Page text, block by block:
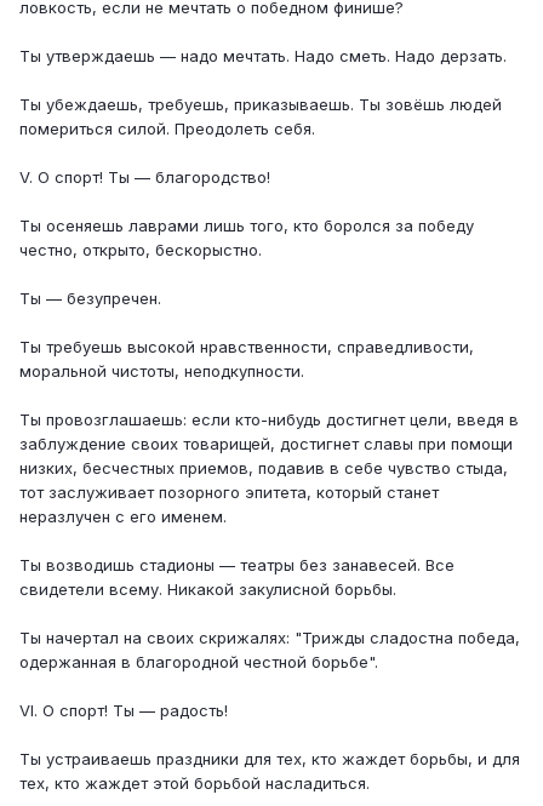
ловкость, если не мечтать о победном финише?
Ты утверждаешь — надо мечтать. Надо сметь. Надо дерзать.
Ты убеждаешь, требуешь, приказываешь. Ты зовёшь людей
помериться силой. Преодолеть себя.
V. О спорт! Ты — благородство!
Ты осеняешь лаврами лишь того, кто боролся за победу
честно, открыто, бескорыстно.
Ты — безупречен.
Ты требуешь высокой нравственности, справедливости,
моральной чистоты, неподкупности.
Ты провозглашаешь: если кто-нибудь достигнет цели, введя в
заблуждение своих товарищей, достигнет славы при помощи
низких, бесчестных приемов, подавив в себе чувство стыда,
тот заслуживает позорного эпитета, который станет
неразлучен с его именем.
Ты возводишь стадионы — театры без занавесей. Все
свидетели всему. Никакой закулисной борьбы.
Ты начертал на своих скрижалях: "Трижды сладостна победа,
одержанная в благородной честной борьбе".
VI. О спорт! Ты — радость!
Ты устраиваешь праздники для тех, кто жаждет борьбы, и для
тех, кто жаждет этой борьбой насладиться.